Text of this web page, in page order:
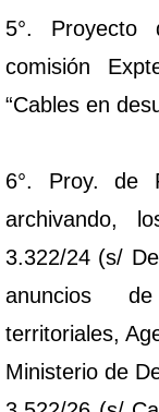
5°. Proyecto
comisión
“Cables en
6°. Proy. de
archivando,
3.322/24 (s/
anuncios
territoriales,
Ministerio de